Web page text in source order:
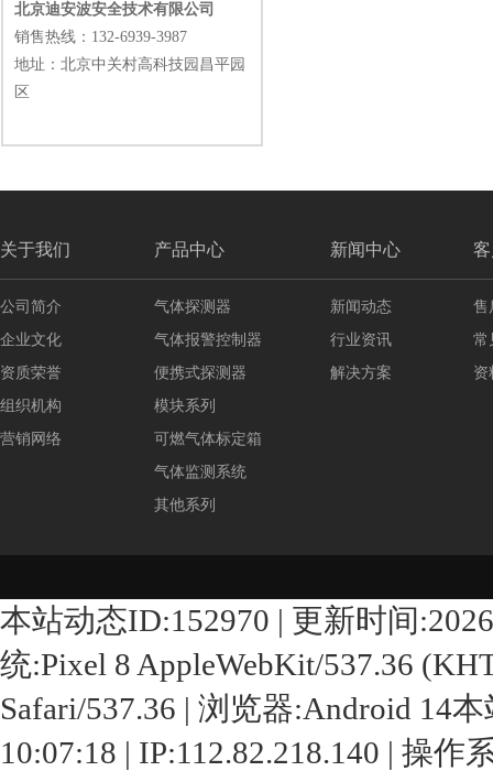
北京迪安波安全技术有限公司
销售热线： 132-6939-3987
地址：北京中关村高科技园昌平园
区
关于我们 产品中心 新闻中心
公司简介
企业文化
资质荣誉
组织机构
营销网络
气体探测器
气体报警控制器
便携式探测器
模块系列
可燃气体标定箱
气体监测系统
其他系列
新闻动态
行业资讯
解决方案
售
常
资
本站动态ID:152970 | 更新时间
统:Pixel 8 AppleWebKit/537.36
Safari/537.36 | 浏览器:Android 14
10:07:18 | IP:112.82.218.140 | 操